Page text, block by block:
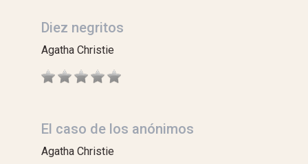
Diez negritos
Agatha Christie
El caso de los anónimos
Agatha Christie